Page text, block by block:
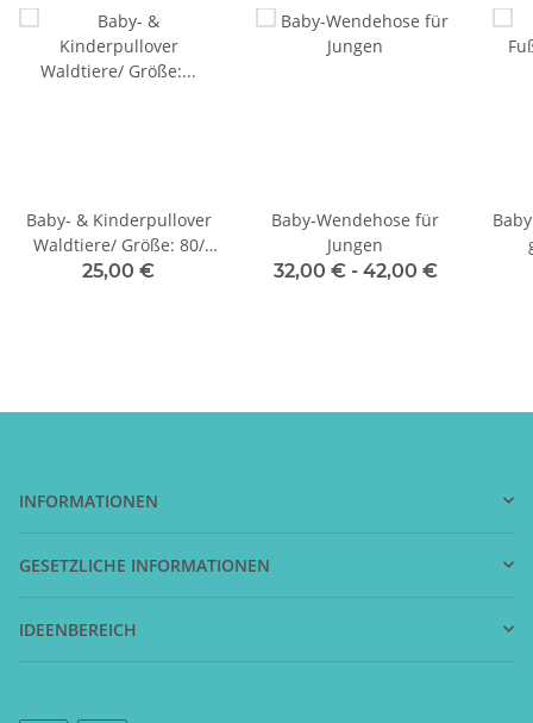
Baby- & Kinderpullover
Waldtiere/ Größe: 80/
Einzelstück
25,00 €
Baby-Wendehose für
Jungen
32,00 € - 42,00 €
INFORMATIONEN
GESETZLICHE INFORMATIONEN
IDEENBEREICH